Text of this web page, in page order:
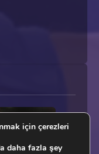
için çerezleri
daha fazla şey